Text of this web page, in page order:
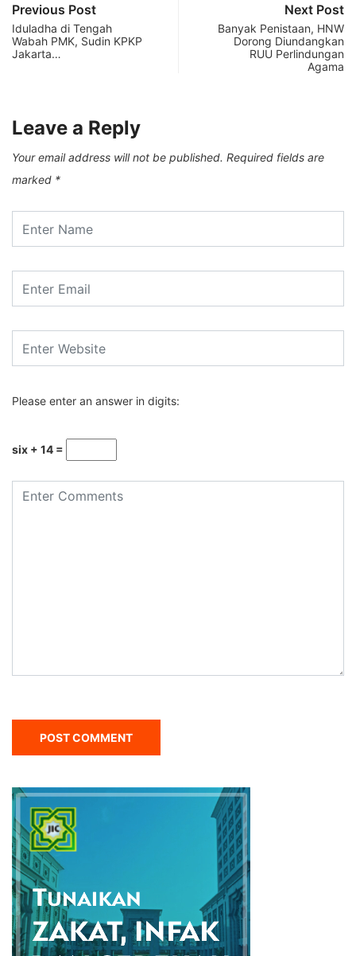
Previous Post
Iduladha di Tengah
Wabah PMK, Sudin KPKP
Jakarta…
Next Post
Banyak Penistaan, HNW
Dorong Diundangkan
RUU Perlindungan
Agama
Leave a Reply
Your email address will not be published. Required fields are
marked *
Please enter an answer in digits:
six + 14 =